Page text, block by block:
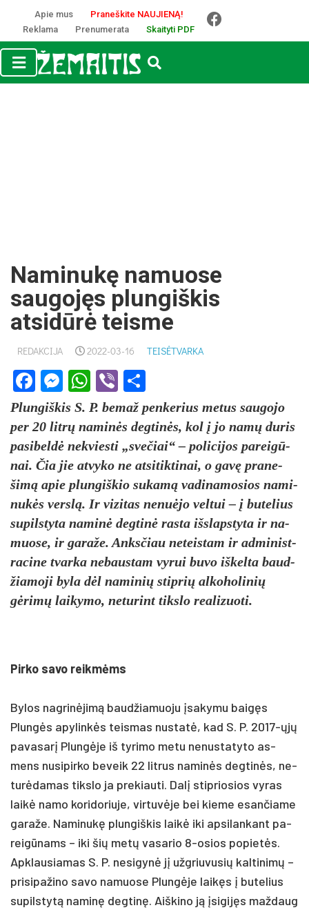
Apie mus
Praneškite NAUJIENĄ!
Reklama
Prenumerata Skaityti PDF
Naminukę namuose
saugojęs plungiškis
atsidūrė teisme
REDAKCIJA 2022-03-16 TEISĖTVARKA
Facebook
Messenger
WhatsApp
Viber
Plun­giš­kis S. P. be­maž pen­ke­rius me­tus sau­go­jo
per 20 litrų na­minės deg­tinės, kol į jo namų du­ris
pa­si­beldė ne­kvies­ti „sve­čiai“ – po­li­ci­jos pa­reigū­
nai. Čia jie at­vy­ko ne at­si­tik­ti­nai, o gavę pra­ne­
šimą apie plun­giš­kio su­kamą va­di­na­mo­sios na­mi­
nukės verslą. Ir vi­zi­tas ne­nuė­jo vel­tui – į bu­te­lius
su­pils­ty­ta na­minė deg­tinė ras­ta išs­laps­ty­ta ir na­
muo­se, ir ga­ra­že. Anks­čiau ne­teis­tam ir ad­mi­nist­
ra­ci­ne tvar­ka ne­baus­tam vy­rui bu­vo iš­kel­ta baud­
žia­mo­ji by­la dėl na­mi­nių stip­rių al­ko­ho­li­nių
gėrimų lai­ky­mo, ne­tu­rint tiks­lo rea­li­zuo­ti.
Pir­ko sa­vo reikmėms
By­los nag­rinė­jimą baud­žia­muo­ju įsa­ky­mu baigęs
Plungės apy­linkės teis­mas nu­statė, kad S. P. 2017-ųjų
pa­va­sarį Plungė­je iš ty­ri­mo me­tu ne­nus­ta­ty­to as­
mens nu­si­pir­ko be­veik 22 lit­rus na­minės deg­tinės, ne­
turė­da­mas tiks­lo ja pre­kiau­ti. Dalį stip­rio­sios vy­ras
laikė na­mo ko­ri­do­riu­je, vir­tuvė­je bei kie­me esan­čia­me
ga­ra­že. Na­mi­nukę plun­giš­kis laikė iki ap­si­lan­kant pa­
reigū­nams – iki šių metų va­sa­rio 8-osios po­pietės.
Apk­lau­sia­mas S. P. ne­si­gynė jį užg­riu­vu­sių kal­ti­nimų –
pri­si­pa­ži­no sa­vo na­muo­se Plungė­je laikęs į bu­te­lius
su­pils­tytą na­minę deg­tinę. Aiš­ki­no ją įsi­gijęs maž­daug